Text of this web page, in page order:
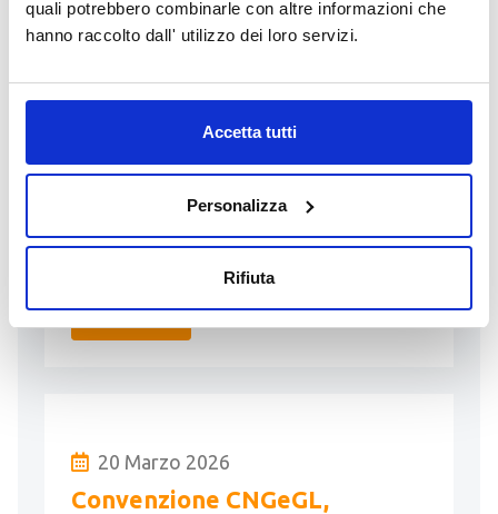
quali potrebbero combinarle con altre informazioni che
hanno raccolto dall' utilizzo dei loro servizi.
Accetta tutti
Personalizza
Rifiuta
Nuova cartografia catastale
Entrata in Conservazione della nuova
verificazione straordinaria per il
riordino catastale limitatamente alla
componente delle strade pubbliche non
20 Marzo 2026
Convenzione CNGeGL,